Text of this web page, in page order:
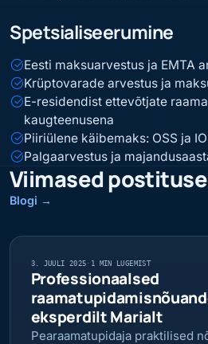
Spetsialiseerumine
Eesti maksuarvestus ja EMTA
Krüptovarade arvestus ja
E-residendist ettevõtjate
kaugteenusena
Piiriülene käibemaks: OSS ja
Palgaarvestus ja
Viimased
Blogi →
3. JUULI 2025· 1 MIN LUGEMIST
Professionaalsed
eksperdilt Marialt
Pearaamatupidaja praktilised